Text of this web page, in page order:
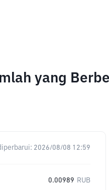
yang
2026/08/08 12:59
0.00989 RUB